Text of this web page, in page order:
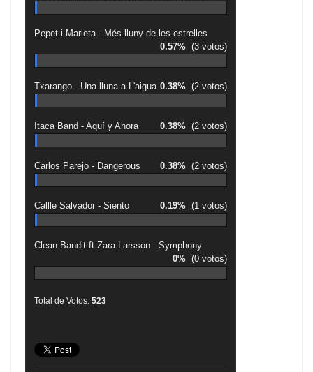
Pepet i Marieta - Més lluny de les estrelles
0.57% (3 votos)
Txarango - Una lluna a L'aigua 0.38% (2 votos)
Itaca Band - Aquí y Ahora 0.38% (2 votos)
Carlos Parejo - Dangerous 0.38% (2 votos)
Callle Salvador - Siento 0.19% (1 votos)
Clean Bandit ft Zara Larsson - Symphony
0% (0 votos)
Total de Votos: 523